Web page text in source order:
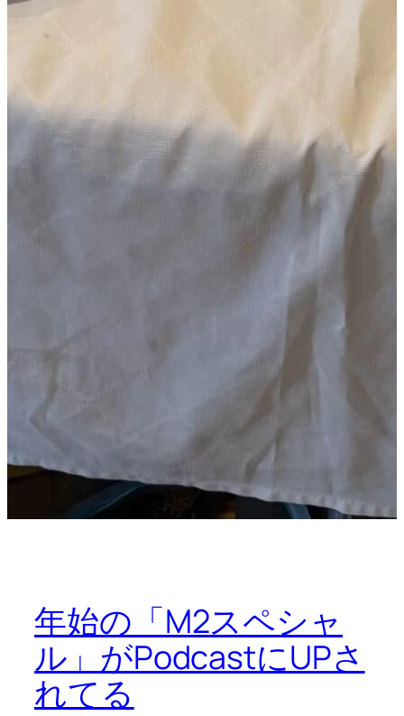
年始の「M2スペシャ
ル」がPodcastにUPさ
れてる